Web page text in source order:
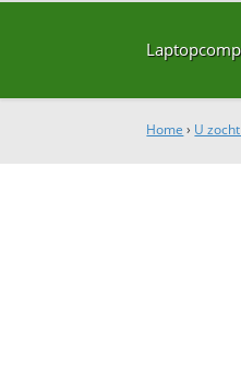
Home › U